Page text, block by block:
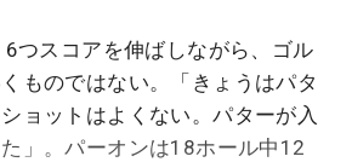
つスコアを伸ばしながら、ゴル
ものではない。「きょうはパタ
ョットはよくない。パターが入
」。パーオンは18ホール中12